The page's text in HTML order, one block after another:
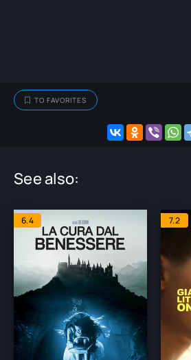
TO FAVORITES
See also:
6.4 7.2